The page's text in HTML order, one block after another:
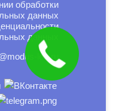
обработки
данных
данных
leo.ru